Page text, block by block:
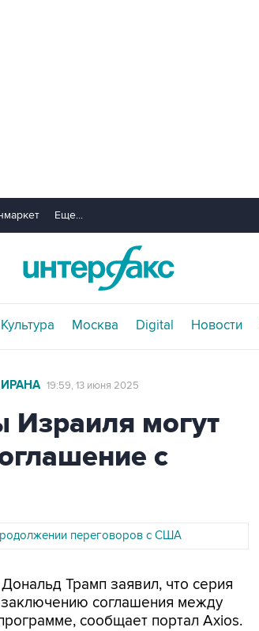
Еще...
Культура Москва Digital Новости
19:59, 13 июня 2025
Израиля могут
с
переговоров с США
Трамп заявил, что серия
соглашения между
сообщает портал Axios.